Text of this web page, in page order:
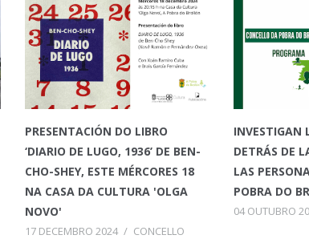
PRESENTACIÓN DO LIBRO
‘DIARIO DE LUGO, 1936’ DE BEN-
CHO-SHEY, ESTE MÉRCORES 18
NA CASA DA CULTURA 'OLGA
NOVO'
17 DECEMBRO 2024 / CONCELLO
INVESTIGAN
DETRÁS DE
LAS
POBRA DO
04 OUTUBRO